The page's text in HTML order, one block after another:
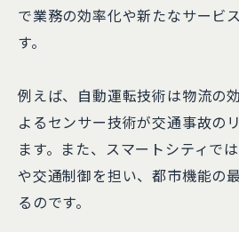
で業務の効率化や新たなサービ
す。
例えば、自動運転技術は物流の
よるセンサー技術が交通事故の
ます。また、スマートシティで
や交通制御を担い、都市機能の
るのです。